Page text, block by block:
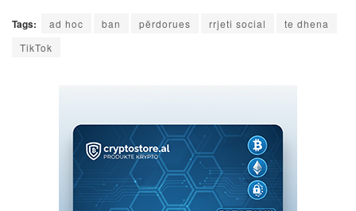
Tags: ad hoc ban përdorues rrjeti social
te dhena
TikTok